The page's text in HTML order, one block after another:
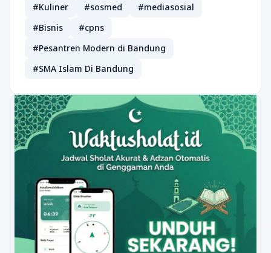
#Kuliner
#sosmed
#mediasosial
#Bisnis
#cpns
#Pesantren Modern di Bandung
#SMA Islam Di Bandung